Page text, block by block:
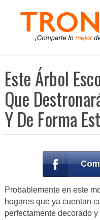
Este Árbol
Que
Y De Forma
Probablemente en este
hogares que ya cuentan
perfectamente decorado